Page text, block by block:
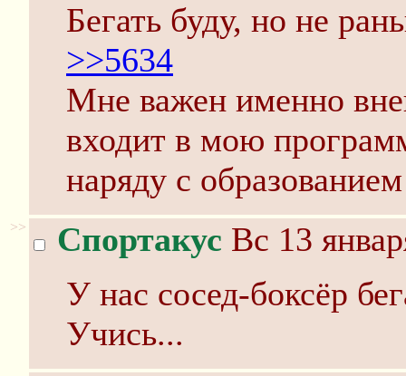
Бегать буду, но не
>>5634
Мне важен именно
входит в мою
наряду с
>> Спортакус Вс 13
У нас сосед-боксёр
Учись...